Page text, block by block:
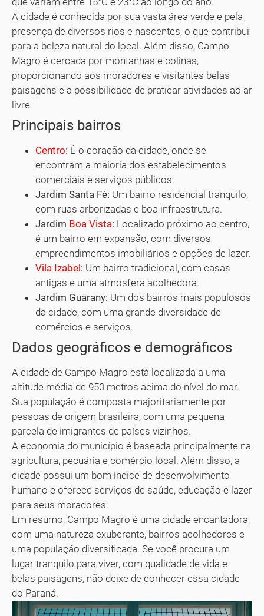
A cidade é conhecida por sua vasta área verde e pela
presença de diversos rios e nascentes, o que contribui
para a beleza natural do local. Além disso, Campo
Magro é cercada por montanhas e colinas,
proporcionando aos moradores e visitantes belas
paisagens e a possibilidade de praticar atividades ao ar
livre.
Principais bairros
Centro: É o coração da cidade, onde se
encontram a maioria dos estabelecimentos
comerciais e serviços públicos.
Jardim Santa Fé: Um bairro residencial tranquilo,
com ruas arborizadas e boa infraestrutura.
Jardim Boa Vista: Localizado próximo ao centro,
é um bairro em expansão, com diversos
empreendimentos imobiliários e opções de lazer.
Vila Izabel : Um bairro tradicional, com casas
antigas e uma atmosfera acolhedora.
Jardim Guarany: Um dos bairros mais populosos
da cidade, com uma grande diversidade de
comércios e serviços.
Dados geográficos e demográficos
A cidade de Campo Magro está localizada a uma
altitude média de 950 metros acima do nível do mar.
Sua população é composta majoritariamente por
pessoas de origem brasileira, com uma pequena
parcela de imigrantes de países vizinhos.
A economia do município é baseada principalmente na
agricultura, pecuária e comércio local. Além disso, a
cidade possui um bom índice de desenvolvimento
humano e oferece serviços de saúde, educação e lazer
para seus moradores.
Em resumo, Campo Magro é uma cidade encantadora,
com uma natureza exuberante, bairros acolhedores e
uma população diversificada. Se você procura um
lugar tranquilo para viver, com qualidade de vida e
belas paisagens, não deixe de conhecer essa cidade
do Paraná.